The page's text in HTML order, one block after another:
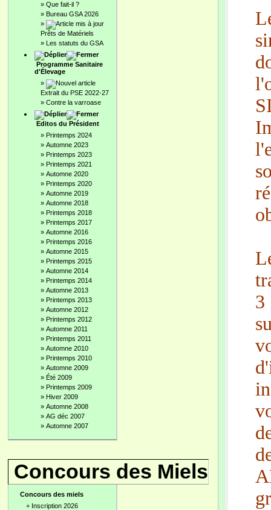
» Que fait-il ?
» Bureau GSA 2026
»
Prêts de Matériels
» Les statuts du GSA
Programme Sanitaire
d'Élevage
»
Extrait du PSE 2022-27
» Contre la varroase
Editos du Président
» Printemps 2024
» Automne 2023
» Printemps 2023
» Printemps 2021
» Automne 2020
» Printemps 2020
» Automne 2019
» Automne 2018
» Printemps 2018
» Printemps 2017
» Automne 2016
» Printemps 2016
» Automne 2015
» Printemps 2015
» Automne 2014
» Printemps 2014
» Automne 2013
» Printemps 2013
» Automne 2012
» Printemps 2012
» Automne 2011
» Printemps 2011
» Automne 2010
» Printemps 2010
» Automne 2009
» Été 2009
» Printemps 2009
» Hiver 2009
» Automne 2008
» AG déc 2007
» Automne 2007
Concours des Miels
Concours des miels
+ Inscription 2026
3